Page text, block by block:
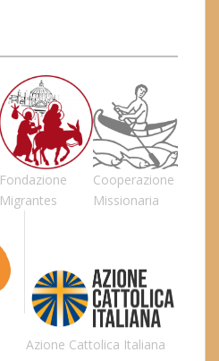
Fondazione
Migrantes
Cooperazione
Missionaria
Azione Cattolica Italiana